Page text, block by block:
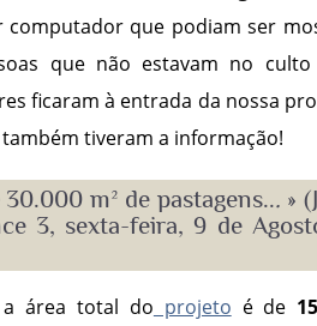
computador que podiam ser
que não estavam no culto
ficaram à entrada da nossa
tiveram a informação!
m² de pastagens... »
3, sexta-feira, 9 de
área total do projeto é de